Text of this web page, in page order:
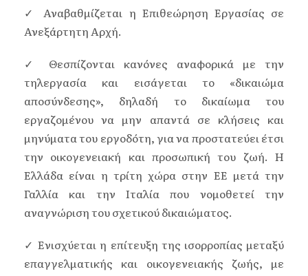
✓ Αναβαθμίζεται η Επιθεώρηση Εργασίας σε
Ανεξάρτητη Αρχή.
✓ Θεσπίζονται κανόνες αναφορικά με την
τηλεργασία και εισάγεται το «δικαιώμα
αποσύνδεσης», δηλαδή το δικαίωμα του
εργαζομένου να μην απαντά σε κλήσεις και
μηνύματα του εργοδότη, για να προστατεύει έτσι
την οικογενειακή και προσωπική του ζωή. Η
Ελλάδα είναι η τρίτη χώρα στην ΕΕ μετά την
Γαλλία και την Ιταλία που νομοθετεί την
αναγνώριση του σχετικού δικαιώματος.
✓ Ενισχύεται η επίτευξη της ισορροπίας μεταξύ
επαγγελματικής και οικογενειακής ζωής, με